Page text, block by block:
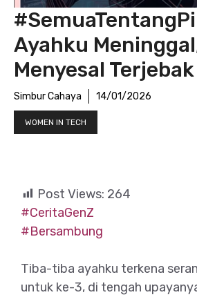
Ayahku
Menyesal
Simbur Cahaya 14/01/2026
WOMEN IN TECH
Post Views: 264
#CeritaGenZ
#Bersambung
Tiba-tiba ayahku terkena
untuk ke-3, di tengah